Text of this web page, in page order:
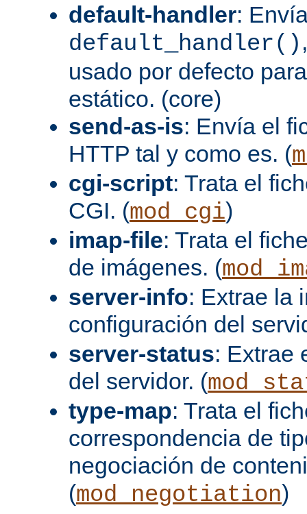
default-handler:
default_handler()
usado por defecto
estático. (core)
send-as-is: Envía el
HTTP tal y como es. (
cgi-script: Trata el
CGI. (mod_cgi)
imap-file: Trata el
de imágenes. (
server-info: Extrae la
configuración del
server-status: Extrae
del servidor. (
type-map: Trata el
correspondencia de
negociación de
(mod_negotiation)